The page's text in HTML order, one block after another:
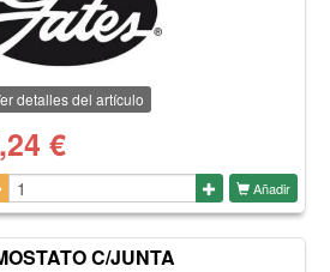
detalles del artículo
€
Añadir
C/JUNTA